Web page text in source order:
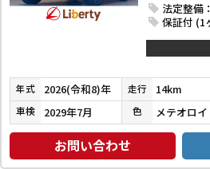
法定整備
保証付 (1
年式 2026(令和8)年 走行 14km
車検 2029年7月 色
お問い合わせ